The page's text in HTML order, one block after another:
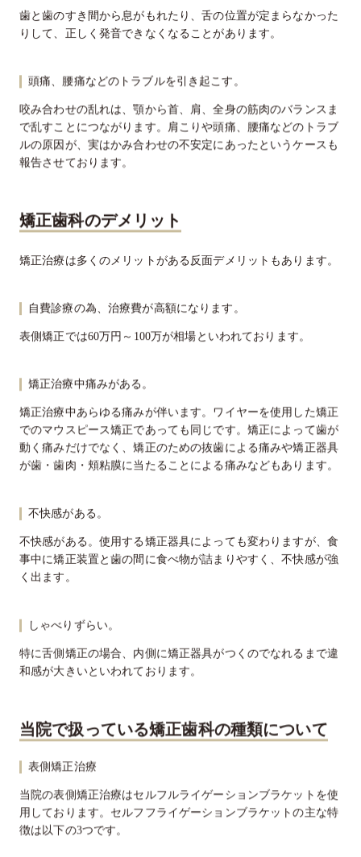
歯と歯のすき間から息がもれたり、舌の位置が定まらなかった
りして、正しく発音できなくなることがあります。
頭痛、腰痛などのトラブルを引き起こす。
咬み合わせの乱れは、顎から首、肩、全身の筋肉のバランスま
で乱すことにつながります。肩こりや頭痛、腰痛などのトラブ
ルの原因が、実はかみ合わせの不安定にあったというケースも
報告させております。
矯正歯科のデメリット
矯正治療は多くのメリットがある反面デメリットもあります。
自費診療の為、治療費が高額になります。
表側矯正では60万円～100万が相場といわれております。
矯正治療中痛みがある。
矯正治療中あらゆる痛みが伴います。ワイヤーを使用した矯正
でのマウスピース矯正であっても同じです。矯正によって歯が
動く痛みだけでなく、矯正のための抜歯による痛みや矯正器具
が歯・歯肉・頬粘膜に当たることによる痛みなどもあります。
不快感がある。
不快感がある。使用する矯正器具によっても変わりますが、食
事中に矯正装置と歯の間に食べ物が詰まりやすく、不快感が強
く出ます。
しゃべりずらい。
特に舌側矯正の場合、内側に矯正器具がつくのでなれるまで違
和感が大きいといわれております。
当院で扱っている矯正歯科の種類について
表側矯正治療
当院の表側矯正治療はセルフルライゲーションブラケットを使
用しております。セルフフライゲーションブラケットの主な特
徴は以下の3つです。